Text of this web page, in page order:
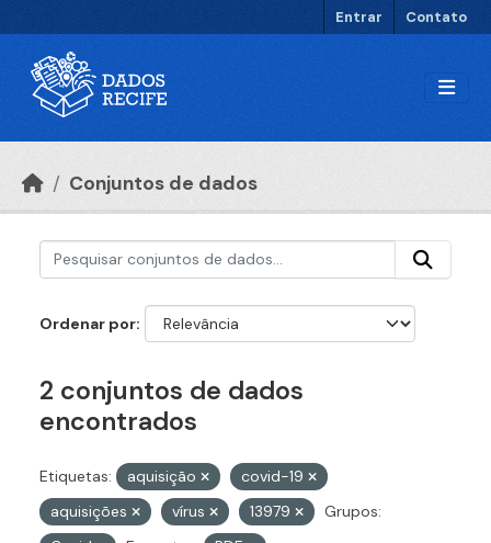
Entrar Contato
Conjuntos de dados
Ordenar por
2 conjuntos de dados
encontrados
Etiquetas: aquisição
covid-19
aquisições
vírus 13979
Grupos: